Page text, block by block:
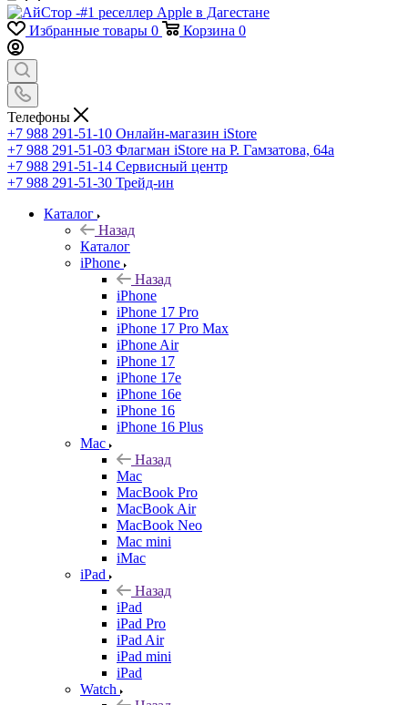
Избранные товары 0 Корзина 0
Телефоны
+7 988 291-51-10 Онлайн-магазин iStore
+7 988 291-51-03 Флагман iStore на Р. Гамзатова, 64а
+7 988 291-51-14 Сервисный центр
+7 988 291-51-30 Трейд-ин
Каталог
Назад
Каталог
iPhone
Назад
iPhone
iPhone 17 Pro
iPhone 17 Pro Max
iPhone Air
iPhone 17
iPhone 17e
iPhone 16e
iPhone 16
iPhone 16 Plus
Mac
Назад
Mac
MacBook Pro
MacBook Air
MacBook Neo
Mac mini
iMac
iPad
Назад
iPad
iPad Pro
iPad Air
iPad mini
iPad
Watch